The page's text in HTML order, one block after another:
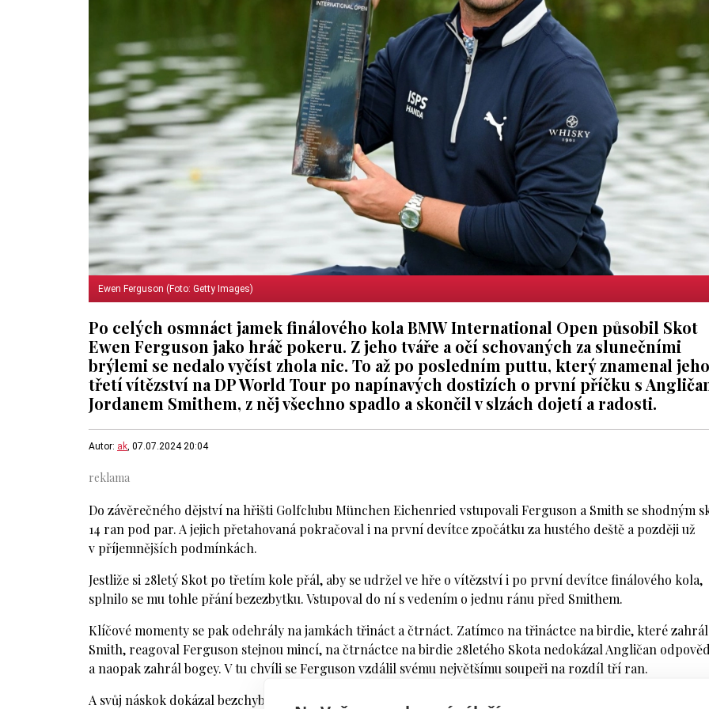
Ewen Ferguson (Foto: Getty Images)
Po celých osmnáct jamek finálového kola BMW International Open působil Skot
Ewen Ferguson jako hráč pokeru. Z jeho tváře a očí schovaných za slunečními
brýlemi se nedalo vyčíst zhola nic. To až po posledním puttu, který znamenal jeho
třetí vítězství na DP World Tour po napínavých dostizích o první příčku s
Jordanem Smithem, z něj všechno spadlo a skončil v slzách dojetí a radosti.
Autor: ak, 07.07.2024 20:04
Do závěrečného dějství na hřišti Golfclubu München Eichenried vstupovali Ferguson a Smith se shodným
14 ran pod par. A jejich přetahovaná pokračoval i na první devítce zpočátku za hustého deště a později už
v příjemnějších podmínkách.
Jestliže si 28letý Skot po třetím kole přál, aby se udržel ve hře o vítězství i po první devítce finálového kola,
splnilo se mu tohle přání bezezbytku. Vstupoval do ní s vedením o jednu ránu před Smithem.
Klíčové momenty se pak odehrály na jamkách třináct a čtrnáct. Zatímco na třináctce na birdie, které zahrál
Smith, reagoval Ferguson stejnou mincí, na čtrnáctce na birdie 28letého Skota nedokázal Angličan
a naopak zahrál bogey. V tu chvíli se Ferguson vzdálil svému největšímu soupeři na rozdíl tří ran.
A svůj náskok dokázal bezchybnou a jistou hrou udržet. Včetně zvládnuté závěrečné osmnáctky, kdy se do